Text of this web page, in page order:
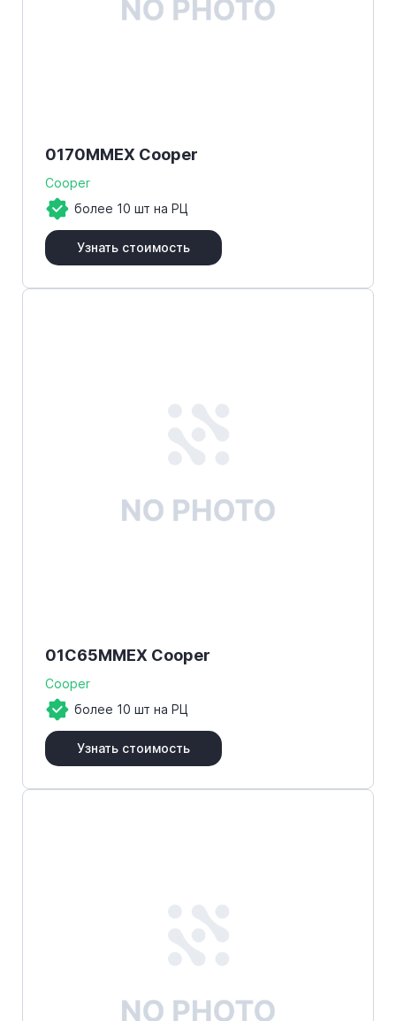
0170MMEX Cooper
Cooper
более 10 шт на РЦ
Узнать стоимость
01C65MMEX Cooper
Cooper
более 10 шт на РЦ
Узнать стоимость